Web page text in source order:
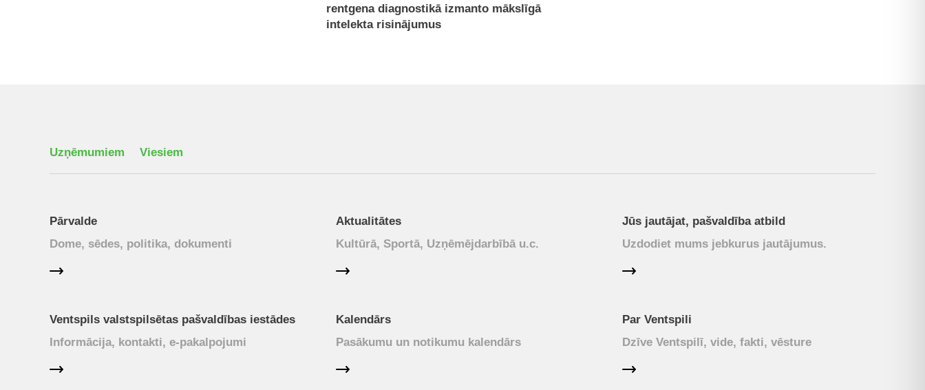
rentgena diagnostikā izmanto mākslīgā
intelekta risinājumus
Uzņēmumiem Viesiem
Pārvalde
Dome, sēdes, politika, dokumenti
Aktualitātes
Kultūrā, Sportā, Uzņēmējdarbībā u.c.
Jūs jautājat, pašvaldība atbild
Uzdodiet mums jebkurus jautājumus.
Ventspils valstspilsētas pašvaldības iestādes
Informācija, kontakti, e-pakalpojumi
Kalendārs
Pasākumu un notikumu kalendārs
Par Ventspili
Dzīve Ventspilī, vide, fakti, vēsture